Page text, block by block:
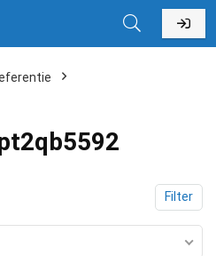
Filter